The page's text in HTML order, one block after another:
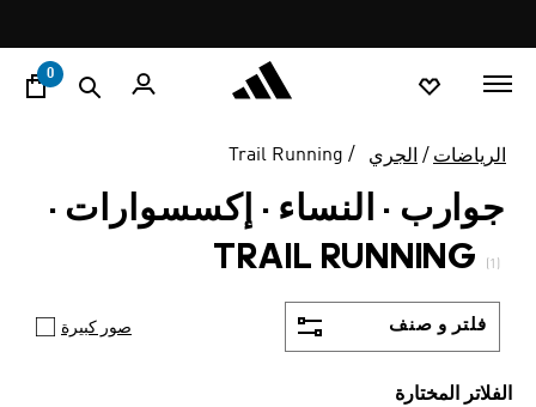
promotion
rotation
0
الرياضات الجري Trail Running
جوارب · النساء · إكسسوارات ·
TRAIL RUNNING
(1)
فلتر و صنف صور كبيرة
الفلاتر المختارة